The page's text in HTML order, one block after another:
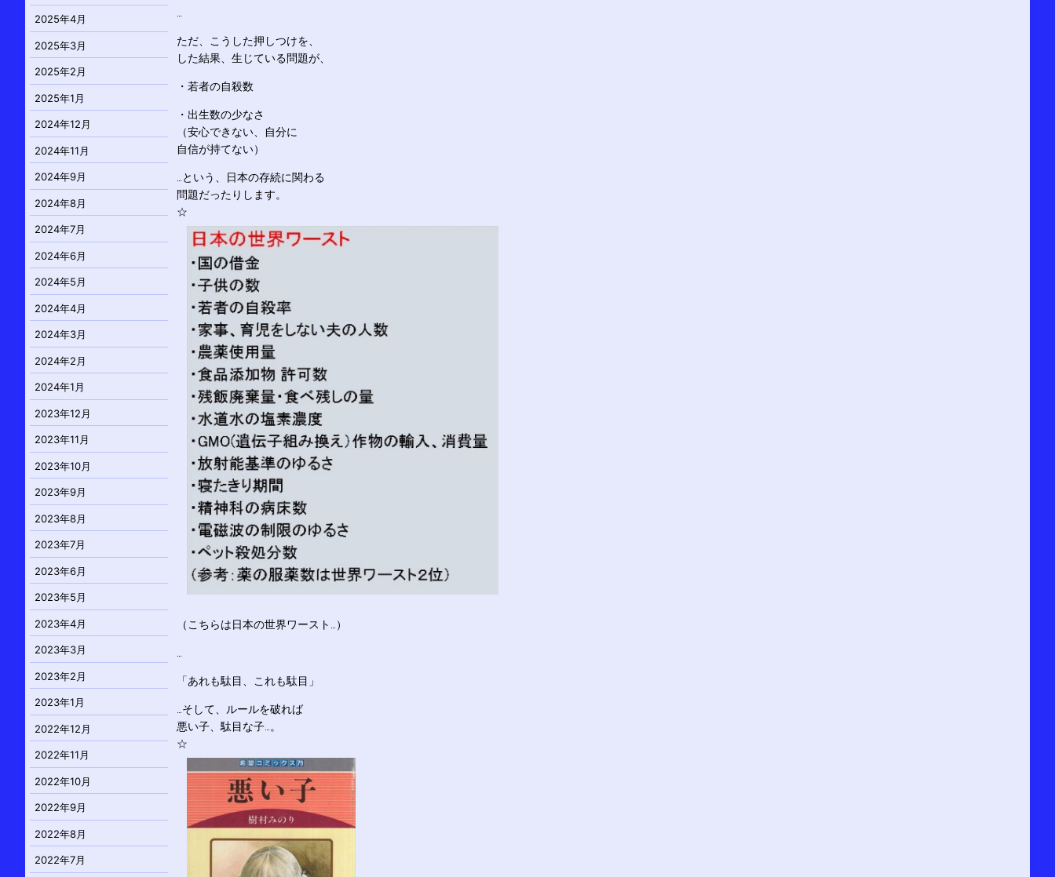
…
ただ、こうした押しつけを、
した結果、生じている問題が、
・若者の自殺数
・出生数の少なさ
（安心できない、自分に
自信が持てない）
…という、日本の存続に関わる
問題だったりします。
☆
（こちらは日本の世界ワースト…）
「あれも駄目、これも駄目」
…そして、ルールを破れば
悪い子、駄目な子…。
☆
2025年4月
2025年3月
2025年2月
2025年1月
2024年12月
2024年11月
2024年9月
2024年8月
2024年7月
2024年6月
2024年5月
2024年4月
2024年3月
2024年2月
2024年1月
2023年12月
2023年11月
2023年10月
2023年9月
2023年8月
2023年7月
2023年6月
2023年5月
2023年4月
2023年3月
2023年2月
2023年1月
2022年12月
2022年11月
2022年10月
2022年9月
2022年8月
2022年7月